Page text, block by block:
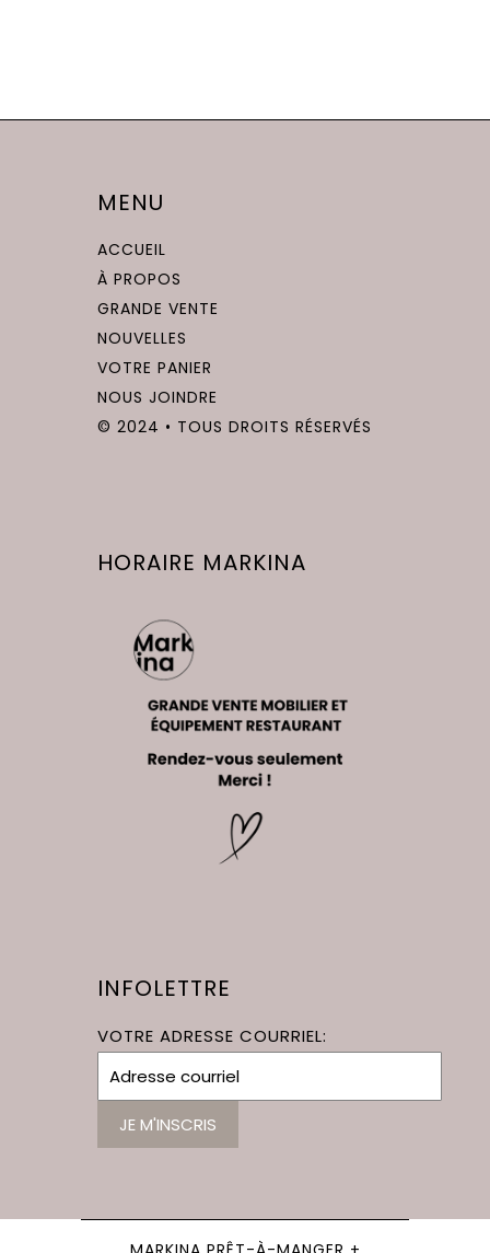
MENU
ACCUEIL
À PROPOS
GRANDE VENTE
NOUVELLES
VOTRE PANIER
NOUS JOINDRE
© 2024 • TOUS DROITS RÉSERVÉS
HORAIRE MARKINA
INFOLETTRE
VOTRE ADRESSE COURRIEL: